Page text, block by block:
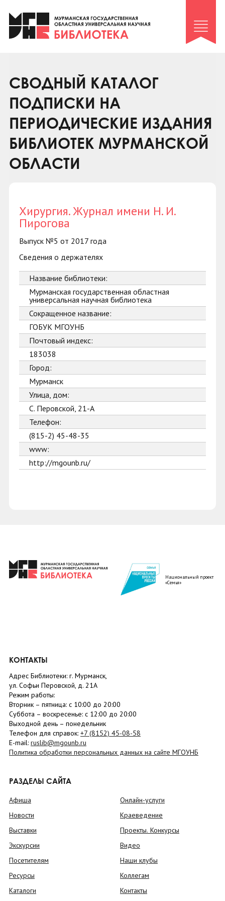
Клуб «Гиря и сельдерей»
Клуб «Семейный архив»
Коллегам
Контакты
СВОДНЫЙ КАТАЛОГ
ПОДПИСКИ НА
ПЕРИОДИЧЕСКИЕ ИЗДАНИЯ
БИБЛИОТЕК МУРМАНСКОЙ
ОБЛАСТИ
Хирургия. Журнал имени Н. И.
Пирогова
Выпуск №5 от 2017 года
Сведения о держателях
Название библиотеки:
Мурманская государственная областная
универсальная научная библиотека
Сокращенное название:
ГОБУК МГОУНБ
Почтовый индекс:
183038
Город:
Мурманск
Улица, дом:
С. Перовской, 21-А
Телефон:
(815-2) 45-48-35
www:
http://mgounb.ru/
Национальный проект
«Семья»
КОНТАКТЫ
Адрес Библиотеки: г. Мурманск,
ул. Софьи Перовской, д. 21А
Режим работы:
Вторник – пятница: с 10:00 до 20:00
Суббота – воскресенье: c 12:00 до 20:00
Выходной день – понедельник
Телефон для справок: +7 (8152) 45-08-58
E-mail: ruslib@mgounb.ru
Политика обработки персональных данных на сайте МГОУНБ
РАЗДЕЛЫ САЙТА
Афиша
Новости
Выставки
Экскурсии
Посетителям
Ресурсы
Каталоги
Онлайн-услуги
Краеведение
Проекты. Конкурсы
Видео
Наши клубы
Коллегам
Контакты